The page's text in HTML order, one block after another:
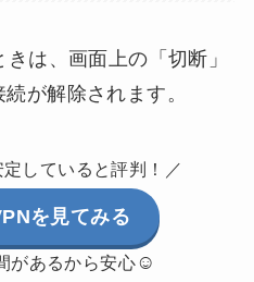
は、画面上の「切断」
が解除されます。
していると評判！／
を見てみる
があるから安心☺